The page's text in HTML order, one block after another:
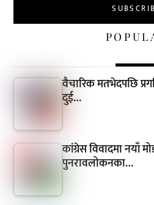
वैचारिक मतभेदपछि
दुई…
कांग्रेस विवादमा नयाँ
पुनरावलोकनका…